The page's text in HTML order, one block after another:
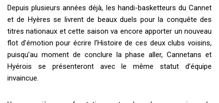
Depuis plusieurs années déjà, les handi-basketteurs du Cannet
et de Hyères se livrent de beaux duels pour la conquête des
titres nationaux et cette saison va encore apporter un nouveau
flot d’émotion pour écrire l’Histoire de ces deux clubs voisins,
puisqu’au moment de conclure la phase aller, Cannetans et
Hyérois se présenteront avec le même statut d’équipe
invaincue.